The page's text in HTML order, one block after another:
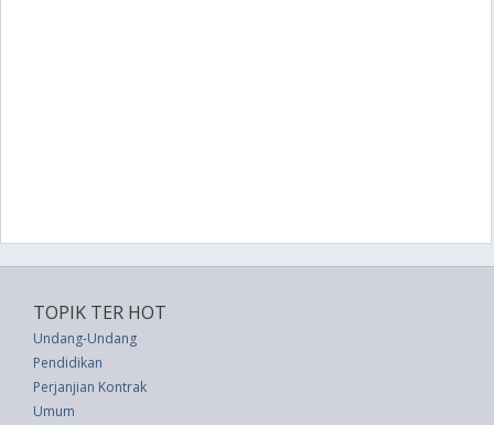
TOPIK TER HOT
Undang-Undang
Pendidikan
Perjanjian Kontrak
Umum